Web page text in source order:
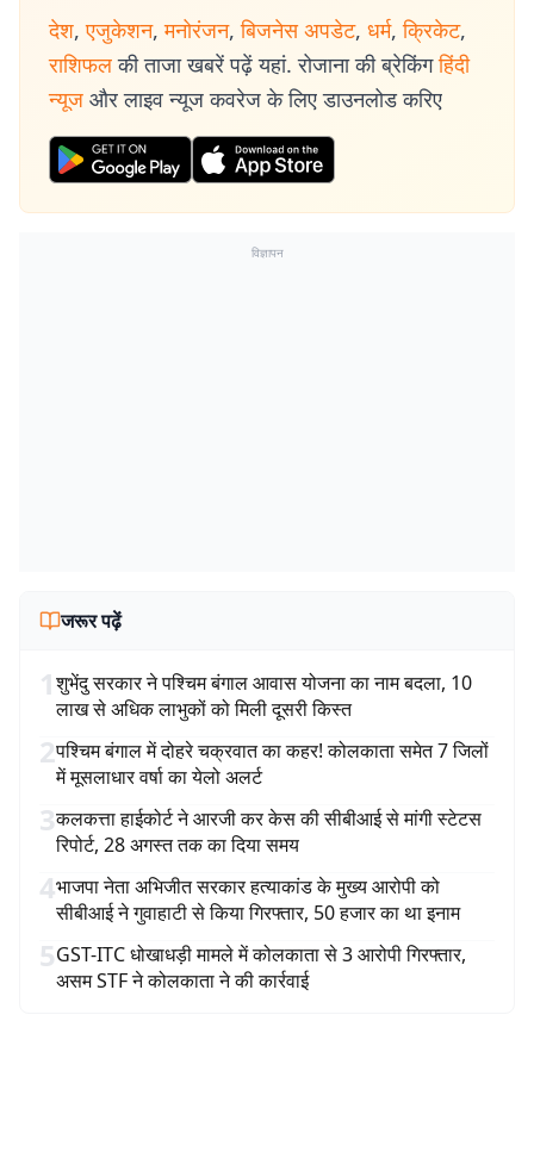
देश, एजुकेशन, मनोरंजन, बिजनेस अपडेट, धर्म, क्रिकेट,
राशिफल की ताजा खबरें पढ़ें यहां. रोजाना की ब्रेकिंग हिंदी
न्यूज और लाइव न्यूज कवरेज के लिए डाउनलोड करिए
विज्ञापन
जरूर पढ़ें
1शुभेंदु सरकार ने पश्चिम बंगाल आवास योजना का नाम बदला, 10
लाख से अधिक लाभुकों को मिली दूसरी किस्त
2पश्चिम बंगाल में दोहरे चक्रवात का कहर! कोलकाता समेत 7 जिलों
में मूसलाधार वर्षा का येलो अलर्ट
3कलकत्ता हाईकोर्ट ने आरजी कर केस की सीबीआई से मांगी स्टेटस
रिपोर्ट, 28 अगस्त तक का दिया समय
4भाजपा नेता अभिजीत सरकार हत्याकांड के मुख्य आरोपी को
सीबीआई ने गुवाहाटी से किया गिरफ्तार, 50 हजार का था इनाम
5GST-ITC धोखाधड़ी मामले में कोलकाता से 3 आरोपी गिरफ्तार,
असम STF ने कोलकाता ने की कार्रवाई